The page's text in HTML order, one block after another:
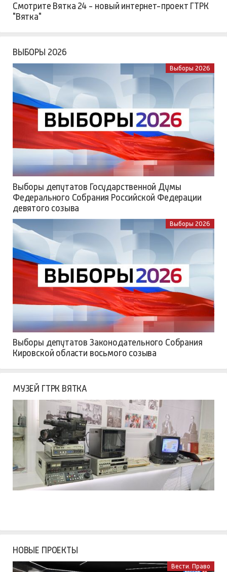
Смотрите Вятка 24 - новый интернет-проект ГТРК
"Вятка"
ВЫБОРЫ 2026
Выборы 2026
Выборы депутатов Государственной Думы
Федерального Собрания Российской Федерации
девятого созыва
Выборы 2026
Выборы депутатов Законодательного Собрания
Кировской области восьмого созыва
МУЗЕЙ ГТРК ВЯТКА
НОВЫЕ ПРОЕКТЫ
Вести. Право